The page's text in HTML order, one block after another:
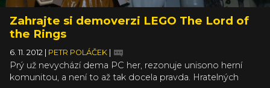
Zahrajte si demoverzi LEGO The Lord of
the Rings
6. 11. 2012 PETR POLÁČEK
Prý už nevychází dema PC her, rezonuje unisono herní
komunitou, a není to až tak docela pravda. Hratelných